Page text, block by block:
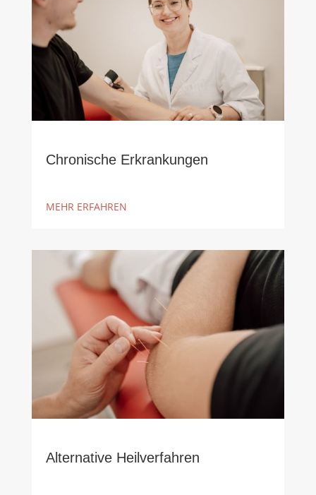
Chronische Erkrankungen
MEHR ERFAHREN
Alternative Heilverfahren